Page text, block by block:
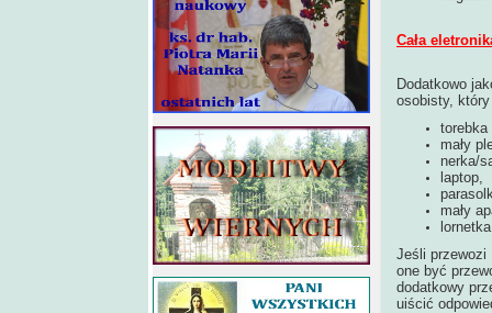
Cała
Dodatkowo
osobisty,
mały
nerka/
laptop,
mały
Jeśli przewozi
one być
dodatkowy
uiścić